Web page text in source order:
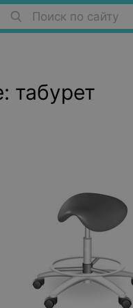
Поиск по сайту
табурет